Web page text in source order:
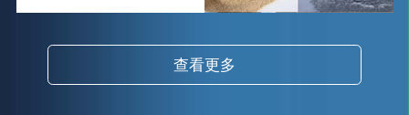
查看更多